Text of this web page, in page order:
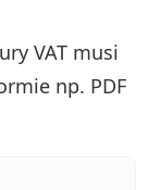
VAT musi
np. PDF